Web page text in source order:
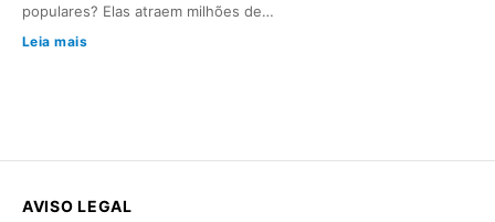
populares? Elas atraem milhões de…
Leia mais
AVISO LEGAL